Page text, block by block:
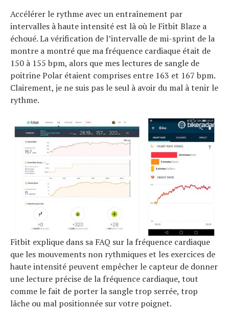
Accélérer le rythme avec un entraînement par
intervalles à haute intensité est là où le Fitbit Blaze a
échoué. La vérification de l’intervalle de mi-sprint de la
montre a montré que ma fréquence cardiaque était de
150 à 155 bpm, alors que mes lectures de sangle de
poitrine Polar étaient comprises entre 163 et 167 bpm.
Clairement, je ne suis pas le seul à avoir du mal à tenir le
rythme.
Fitbit explique dans sa FAQ sur la fréquence cardiaque
que les mouvements non rythmiques et les exercices de
haute intensité peuvent empêcher le capteur de donner
une lecture précise de la fréquence cardiaque, tout
comme le fait de porter la sangle trop serrée, trop
lâche ou mal positionnée sur votre poignet.